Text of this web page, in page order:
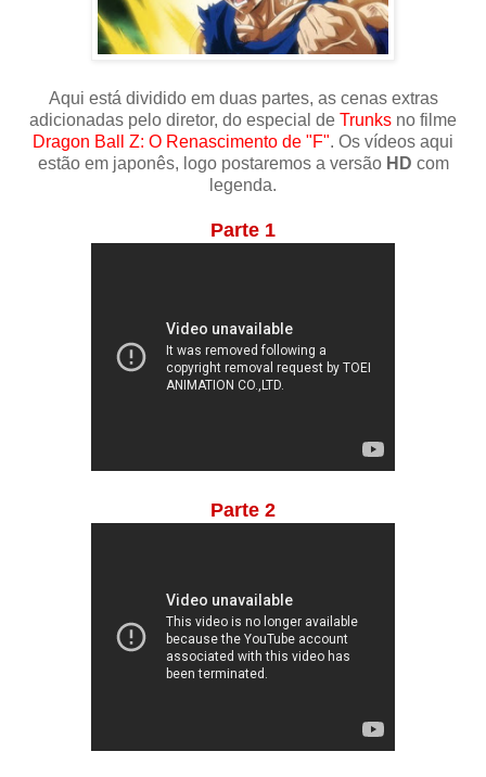
Aqui está dividido em duas partes, as cenas extras
adicionadas pelo diretor, do especial de Trunks no filme
Dragon Ball Z: O Renascimento de "F". Os vídeos aqui
estão em japonês, logo postaremos a versão HD com
legenda.
Parte 1
Parte 2